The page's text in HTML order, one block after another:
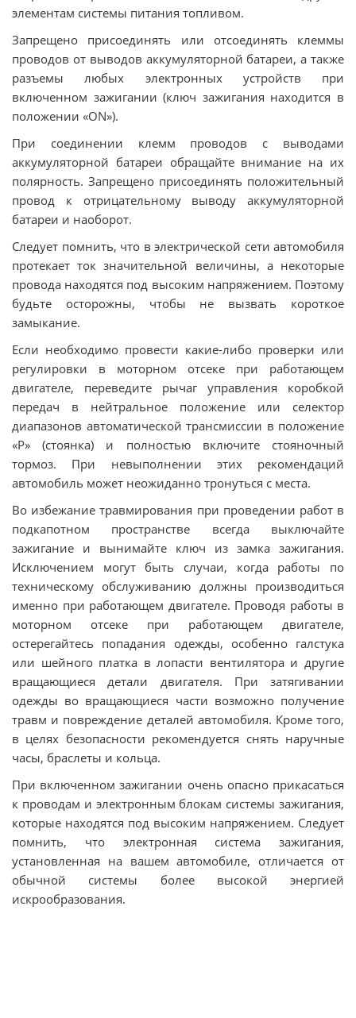
элементам системы питания топливом.
Запрещено присоединять или отсоединять клеммы
проводов от выводов аккумуляторной батареи, а также
разъемы любых электронных устройств при
включенном зажигании (ключ зажигания находится в
положении «ОN»).
При соединении клемм проводов с выводами
аккумуляторной батареи обращайте внимание на их
полярность. Запрещено присоединять положительный
провод к отрицательному выводу аккумуляторной
батареи и наоборот.
Следует помнить, что в электрической сети автомобиля
протекает ток значительной величины, а некоторые
провода находятся под высоким напряжением. Поэтому
будьте осторожны, чтобы не вызвать короткое
замыкание.
Если необходимо провести какие-либо проверки или
регулировки в моторном отсеке при работающем
двигателе, переведите рычаг управления коробкой
передач в нейтральное положение или селектор
диапазонов автоматической трансмиссии в положение
«Р» (стоянка) и полностью включите стояночный
тормоз. При невыполнении этих рекомендаций
автомобиль может неожиданно тронуться с места.
Во избежание травмирования при проведении работ в
подкапотном пространстве всегда выключайте
зажигание и вынимайте ключ из замка зажигания.
Исключением могут быть случаи, когда работы по
техническому обслуживанию должны производиться
именно при работающем двигателе. Проводя работы в
моторном отсеке при работающем двигателе,
остерегайтесь попадания одежды, особенно галстука
или шейного платка в лопасти вентилятора и другие
вращающиеся детали двигателя. При затягивании
одежды во вращающиеся части возможно получение
травм и повреждение деталей автомобиля. Кроме того,
в целях безопасности рекомендуется снять наручные
часы, браслеты и кольца.
При включенном зажигании очень опасно прикасаться
к проводам и электронным блокам системы зажигания,
которые находятся под высоким напряжением. Следует
помнить, что электронная система зажигания,
установленная на вашем автомобиле, отличается от
обычной системы более высокой энергией
искрообразования.